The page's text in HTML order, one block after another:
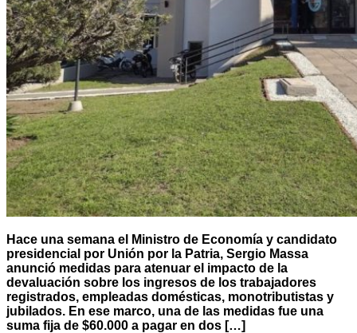
Hace una semana el Ministro de Economía y candidato
presidencial por Unión por la Patria, Sergio Massa
anunció medidas para atenuar el impacto de la
devaluación sobre los ingresos de los trabajadores
registrados, empleadas domésticas, monotributistas y
jubilados. En ese marco, una de las medidas fue una
suma fija de $60.000 a pagar en dos […]